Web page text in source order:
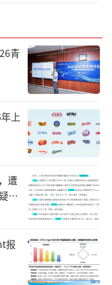
“新鲜”？长期以
度的认知大多停
端指标。但奶粉
农业大学党委常
婴幼儿配方奶粉
清类原料要占到6
布的《2025年奶
共进口乳清73.27
36.6%。这意味
中，乳清类原料
经过跨国长途运
活性营养难免受
青
上
遭
其
报